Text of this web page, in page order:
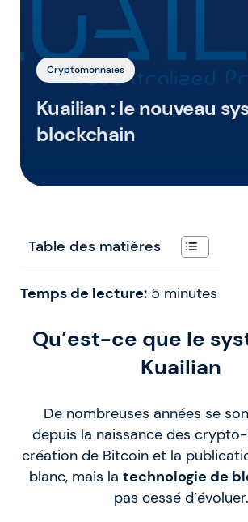
Cryptomonnaies
Kuailian : le nouveau
blockchain
Table des matières
Temps de lecture: 5 minutes
Qu’est-ce que le
Kuailian
De nombreuses années se
depuis la naissance des
création de Bitcoin et la
blanc, mais la technologie de
pas cessé d’évoluer.